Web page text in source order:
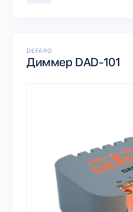
DEFARO
Диммер DAD-101